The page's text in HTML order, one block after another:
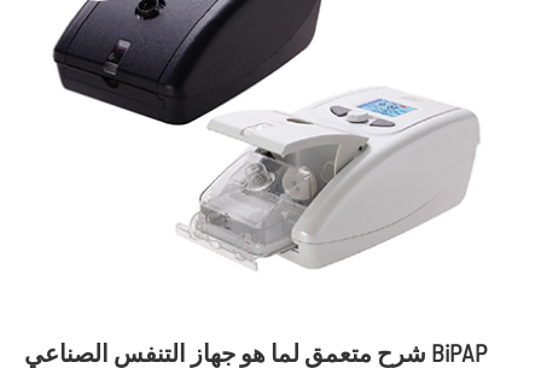
شرح متعمق لما هو جهاز التنفس الصناعي BiPAP